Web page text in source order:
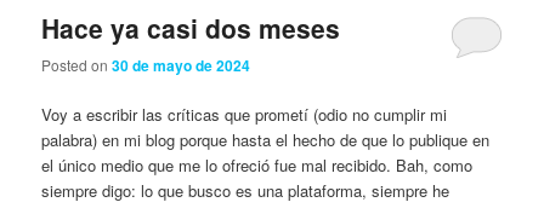
Hace ya casi dos meses
Posted on30 de mayo de 2024
Voy a escribir las críticas que prometí (odio no cumplir mi
palabra) en mi blog porque hasta el hecho de que lo publique en
el único medio que me lo ofreció fue mal recibido. Bah, como
siempre digo: lo que busco es una plataforma, siempre he